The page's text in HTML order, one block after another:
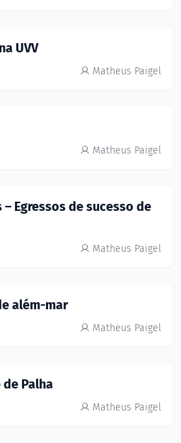
UVV
Matheus Paigel
Matheus Paigel
Egressos de sucesso de
Matheus Paigel
além-mar
Matheus Paigel
de Palha
Matheus Paigel